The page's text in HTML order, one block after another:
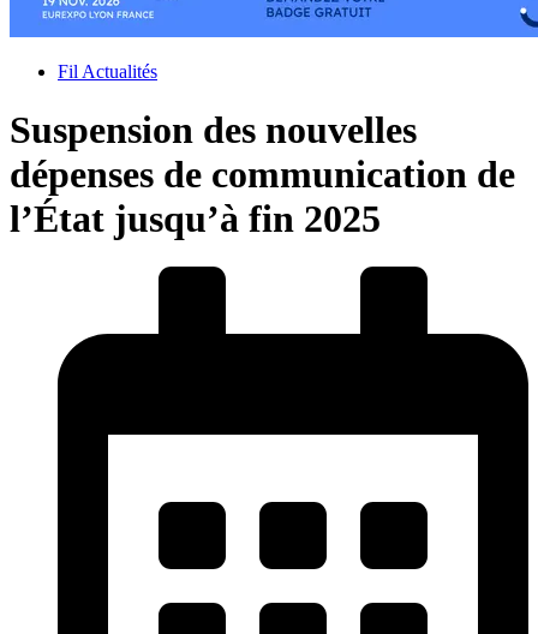
Fil Actualités
Suspension des nouvelles
dépenses de communication de
l’État jusqu’à fin 2025